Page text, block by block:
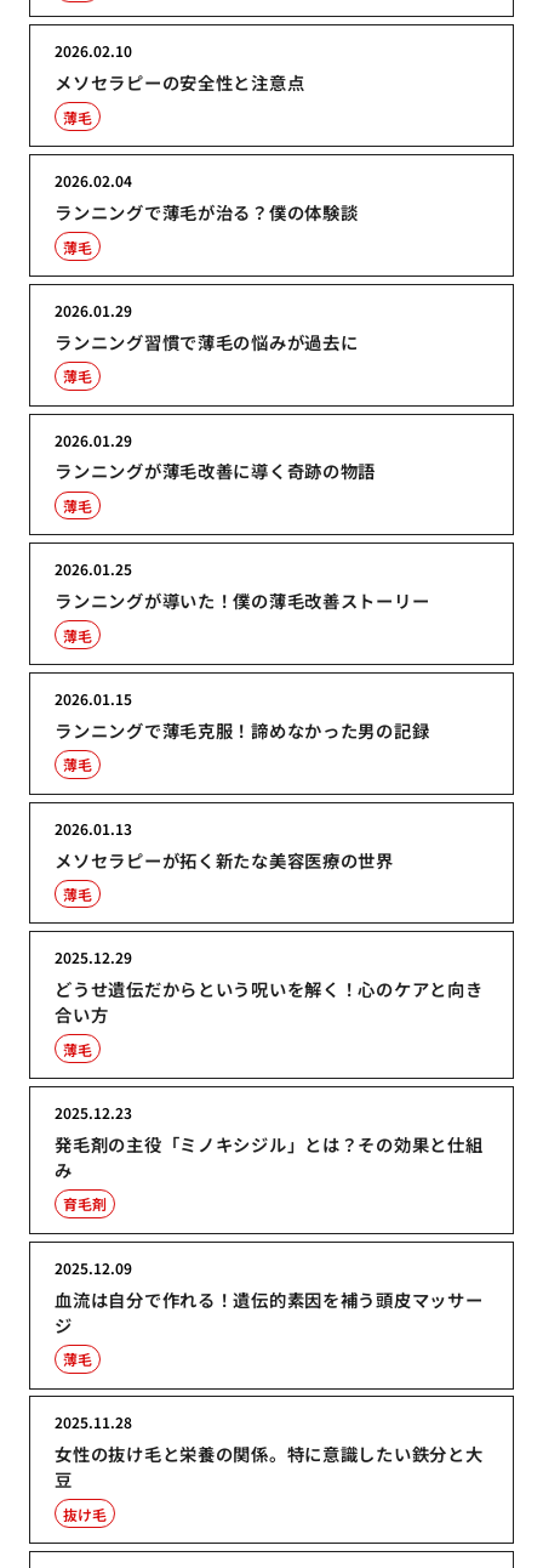
メソセラピーの安全性と注意点
2026.02.10
薄毛
ランニングで薄毛が治る？僕の体験談
2026.02.04
薄毛
ランニング習慣で薄毛の悩みが過去に
2026.01.29
薄毛
ランニングが薄毛改善に導く奇跡の物語
2026.01.29
薄毛
ランニングが導いた！僕の薄毛改善ストーリー
2026.01.25
薄毛
ランニングで薄毛克服！諦めなかった男の記録
2026.01.15
薄毛
メソセラピーが拓く新たな美容医療の世界
2026.01.13
薄毛
どうせ遺伝だからという呪いを解く！心のケアと向き
合い方
2025.12.29
薄毛
発毛剤の主役「ミノキシジル」とは？その効果と仕組
み
2025.12.23
育毛剤
血流は自分で作れる！遺伝的素因を補う頭皮マッサー
ジ
2025.12.09
薄毛
女性の抜け毛と栄養の関係。特に意識したい鉄分と大
豆
2025.11.28
抜け毛